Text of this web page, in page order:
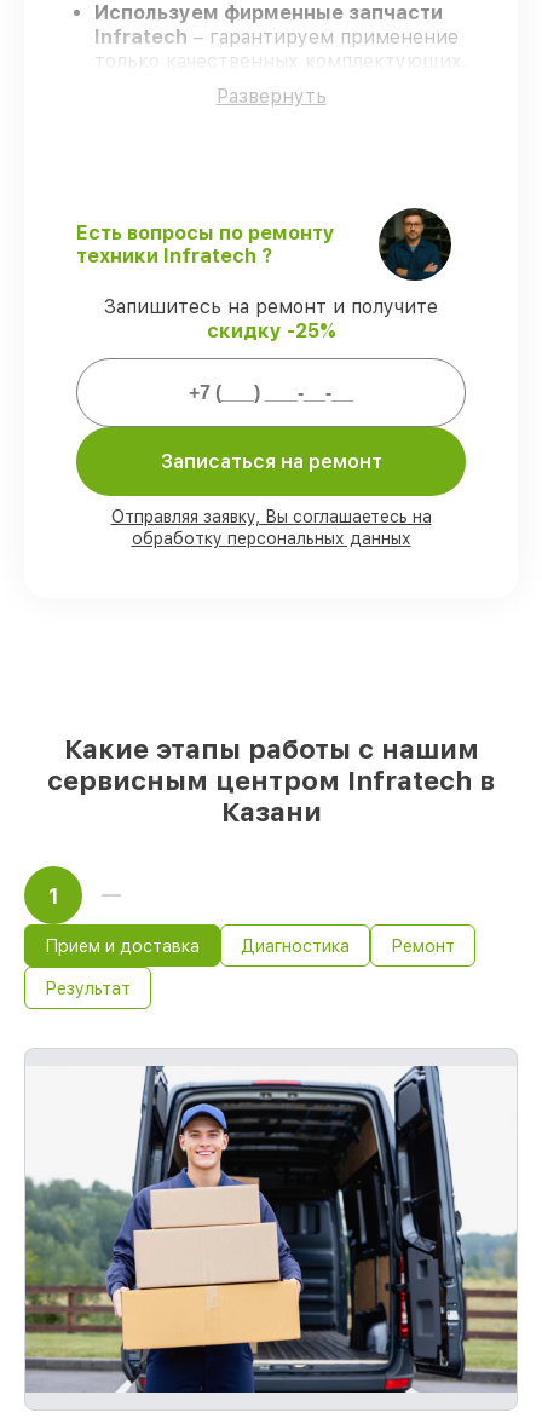
Используем фирменные запчасти
Infratech – гарантируем применение
только качественных комплектующих.
Квалифицированные мастера
проходят строгий отбор, что
оптического прицела Infratech IT-204C
без задержек.
Поддержка после ремонта – все
работы и запчасти защищены сервисной
гарантией.
Мы гарантируем:
возможностью личного присутствия
владельца
90%деталей Infratech есть в наличии в
мастерской или на складе в Казани,
Развернуть
Есть вопросы по ремонту
техники Infratech ?
Запишитесь на ремонт и получите
скидку -25%
Записаться на ремонт
Отправляя заявку, Вы соглашаетесь на
обработку персональных данных
Какие этапы работы с нашим
сервисным центром Infratech в
Казани
1
Прием и доставка Диагностика Ремонт
Результат